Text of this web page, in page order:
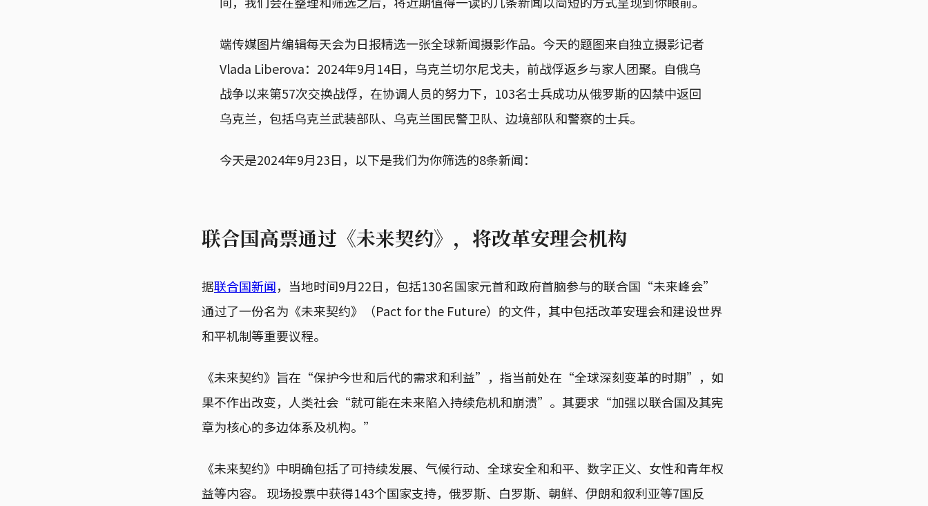
端传媒图片编辑每天会为日报精选一张全球新闻摄影作品。今天的题图来自独立摄影记者
Vlada Liberova：2024年9月14日，乌克兰切尔尼戈夫，前战俘返乡与家人团聚。自俄乌
战争以来第57次交换战俘，在协调人员的努力下，103名士兵成功从俄罗斯的囚禁中返回
乌克兰，包括乌克兰武装部队、乌克兰国民警卫队、边境部队和警察的士兵。
今天是2024年9月23日，以下是我们为你筛选的8条新闻：
联合国高票通过《未来契约》，将改革安理会机构
据联合国新闻，当地时间9月22日，包括130名国家元首和政府首脑参与的联合国“未来峰会”
通过了一份名为《未来契约》（Pact for the Future）的文件，其中包括改革安理会和建设世界
和平机制等重要议程。
《未来契约》旨在“保护今世和后代的需求和利益”，指当前处在“全球深刻变革的时期”，如
果不作出改变，人类社会“就可能在未来陷入持续危机和崩溃”。其要求“加强以联合国及其宪
章为核心的多边体系及机构。”
《未来契约》中明确包括了可持续发展、气候行动、全球安全和和平、数字正义、女性和青年权
益等内容。 现场投票中获得143个国家支持，俄罗斯、白罗斯、朝鲜、伊朗和叙利亚等7国反